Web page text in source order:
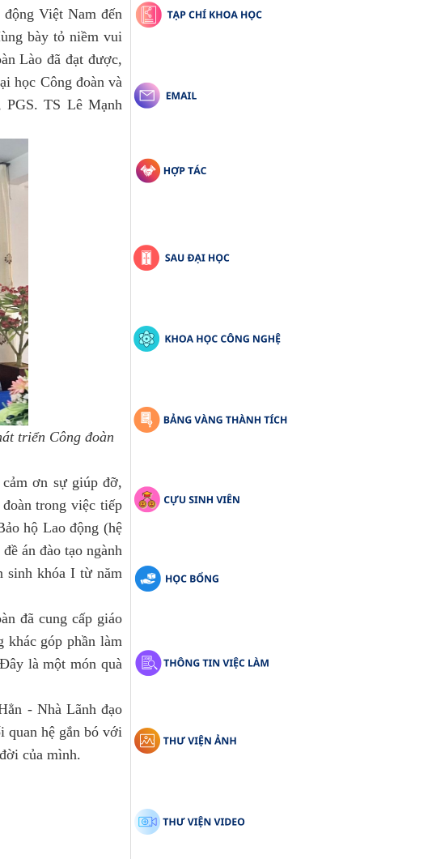
Việt Nam đến
bày tỏ niềm vui
Lào đã đạt được,
học Công đoàn và
PGS. TS Lê Mạnh
triển Công đoàn
ơn sự giúp đỡ,
trong việc tiếp
hộ Lao động (hệ
án đào tạo ngành
sinh khóa I từ năm
đã cung cấp giáo
khác góp phần làm
là một món quà
- Nhà Lãnh đạo
quan hệ gắn bó với
của mình.